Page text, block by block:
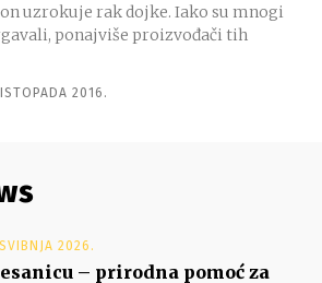
rak dojke. Iako su mnogi
ponajviše proizvođači tih
2016.
2026.
– prirodna pomoć za